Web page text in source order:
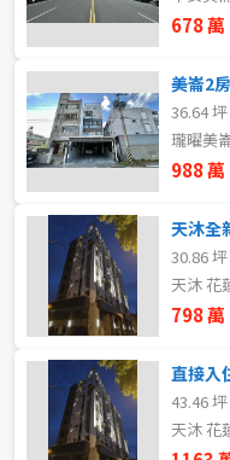
678 萬
美崙2
36.64
瓏曜美
988 萬
30.86
天沐 花
798 萬
43.46
天沐 花